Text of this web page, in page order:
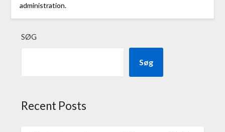
administration.
SØG
Søg
Recent Posts